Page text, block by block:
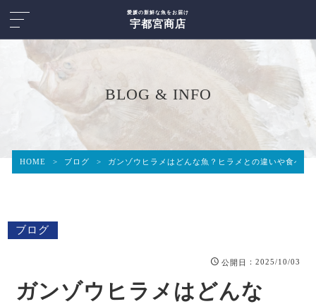
愛媛の新鮮な魚をお届け
宇都宮商店
BLOG & INFO
HOME > ブログ > ガンゾウヒラメはどんな魚？ヒラメとの違いや食べ方
ブログ
公開日 ：2025/10/03
ガンゾウヒラメはどんな